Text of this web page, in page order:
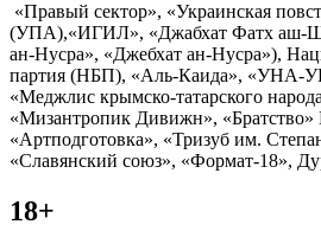
«Правый сектор», «Украинская
(УПА),«ИГИЛ», «Джабхат Фатх аш-
ан-Нусра», «Джебхат ан-Нусра»),
партия (НБП), «Аль-Каида», «УНА-
«Меджлис крымско-татарского
«Мизантропик Дивижн», «Братство»
«Артподготовка», «Тризуб им.
«Славянский союз», «Формат-18»,
18+